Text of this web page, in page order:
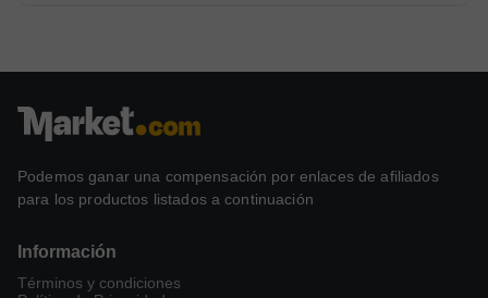
Podemos ganar una compensación por enlaces de afiliados
para los productos listados a continuación
Información
Términos y condiciones